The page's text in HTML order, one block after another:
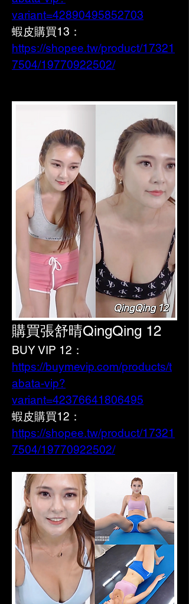
variant=42890495852703
https://shopee.tw/product/17321
7504/19770922502/
購買張舒晴QingQing 12
BUY VIP 12：
https://buymevip.com/products/t
abata-vip?
variant=42376641806495
https://shopee.tw/product/17321
7504/19770922502/